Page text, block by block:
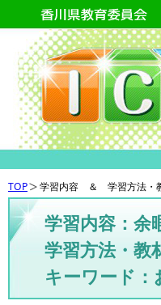
TOP 学習内容 ＆ 学習方法・
学習内容：余
学習方法・教
キーワード：